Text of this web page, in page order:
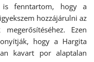
is fenntartom, hogy a
hozzájárulni az
Ezen
hogy a Hargita
kavart por alaptalan